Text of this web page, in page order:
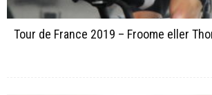
Tour de France 2019 – Froome eller